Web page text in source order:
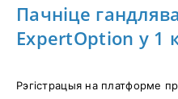
Пачніце
ExpertOption у 1
Рэгістрацыя на платформе